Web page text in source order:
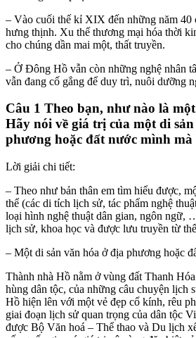
– Vào cuối thế kỉ XIX đến những năm
hưng thịnh. Xu thế thương mại hóa thời
cho chúng dần mai một, thất truyền.
– Ở Đông Hồ vẫn còn những nghệ nhân
vẫn đang cố gắng để duy trì, nuôi dưỡng
Câu 1 Theo bạn, như nào là
Hãy nói về giá trị của một di
phương hoặc đất nước mình
Lời giải chi tiết:
– Theo như bản thân em tìm hiểu được,
thể (các di tích lịch sử, tác phẩm nghệ
loại hình nghệ thuật dân gian, ngôn ngữ,
lịch sử, khoa học và được lưu truyền từ
– Một di sản văn hóa ở địa phương hoặc
Thành nhà Hồ nằm ở vùng đất Thanh
hùng dân tộc, của những câu chuyện lịch
Hồ hiện lên với một vẻ đẹp cổ kính, rêu
giai đoạn lịch sử quan trọng của dân tộc
được Bộ Văn hoá – Thể thao và Du lịch